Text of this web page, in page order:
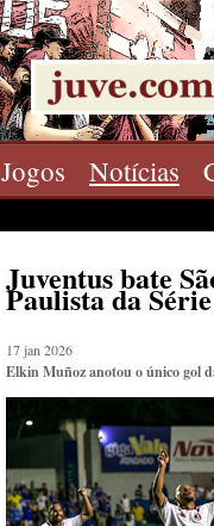
Jogos Notícias
Juventus bate
Paulista da
17 jan 2026
Elkin Muñoz anotou o único gol